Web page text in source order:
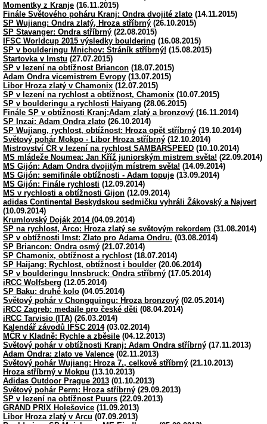
Momentky z Kranje (16.11.2015)
Finále Světového poháru Kranj: Ondra dvojité zlato (14.11.2015)
SP Wujiang: Ondra zlatý, Hroza stříbrný (26.10.2015)
SP Stavanger: Ondra stříbrný (22.08.2015)
IFSC Worldcup 2015 výsledky bouldering (16.08.2015)
SP v boulderingu Mnichov: Stráník stříbrný! (15.08.2015)
Startovka v Imstu (27.07.2015)
SP v lezení na obtížnost Briancon (18.07.2015)
Adam Ondra vicemistrem Evropy (13.07.2015)
Libor Hroza zlatý v Chamonix (12.07.2015)
SP v lezení na rychlost a obtížnost, Chamonix (10.07.2015)
SP v boulderingu a rychlosti Haiyang (28.06.2015)
Finále SP v obtížnosti Kranj:Adam zlatý a bronzový (16.11.2014)
SP Inzai: Adam Ondra zlato (26.10.2014)
SP Wujiang, rychlost, obtížnost: Hroza opět stříbrný (19.10.2014)
Světový pohár Mokpo - Libor Hroza stříbrný (12.10.2014)
Mistrovství ČR v lezení na rychlost SAMBARSPEED (10.10.2014)
MS mládeže Noumea: Jan Kříž juniorským mistrem světa! (22.09.2014)
MS Gijón: Adam Ondra dvojitým místrem světa! (14.09.2014)
MS Gijón: semifinále obtížnosti - Adam topuje (13.09.2014)
MS Gijón: Finále rychlosti (12.09.2014)
MS v rychlosti a obtížnosti Gijon (12.09.2014)
adidas Continental Beskydskou sedmičku vyhráli Žákovský a Najvert
(10.09.2014)
Krumlovský Doják 2014 (04.09.2014)
SP na rychlost, Arco: Hroza zlatý se světovým rekordem (31.08.2014)
SP v obtížnosti Imst: Zlato pro Adama Ondru. (03.08.2014)
SP Briancon: Ondra osmý (21.07.2014)
SP Chamonix, obtížnost a rychlost(18.07.2014)
SP Haijang: Rychlost, obtížnost i boulder (20.06.2014)
SP v boulderingu Innsbruck: Ondra stříbrný (17.05.2014)
iRCC Wolfsberg (12.05.2014)
SP Baku: druhé kolo (04.05.2014)
Světový pohár v Chongquingu: Hroza bronzový (02.05.2014)
iRCC Zagreb: medaile pro české děti (08.04.2014)
iRCC Tarvisio (ITA) (26.03.2014)
Kalendář závodů IFSC 2014(03.02.2014)
MČR v Kladně: Rychle a zběsile (04.12.2013)
Světový pohár v obtížnosti Kranj: Adam Ondra stříbrný (17.11.2013)
Adam Ondra: zlato ve Valence (02.11.2013)
Světový pohár Wujiang: Hroza 7., celkově stříbrný (21.10.2013)
Hroza stříbrný v Mokpu (13.10.2013)
Adidas Outdoor Prague 2013 (01.10.2013)
Světový pohár Perm: Hroza stříbrný (29.09.2013)
SP v lezení na obtížnost Puurs (22.09.2013)
GRAND PRIX Holešovice (11.09.2013)
Libor Hroza zlatý v Arcu (07.09.2013)